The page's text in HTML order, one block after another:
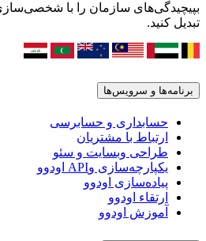
بپیچیدگی‌های سازمان را با
تبدیل کنید.
برنامه‌ها و سرویس‌ها
حسابداری و حسابرسی
ارتباط با مشتریان
طراحی وبسایت و سئو
یکپارچه‌سازی وAPI اودوو
پیاده‌سازی اودوو
ارتقاء اودوو
آموزش اودوو